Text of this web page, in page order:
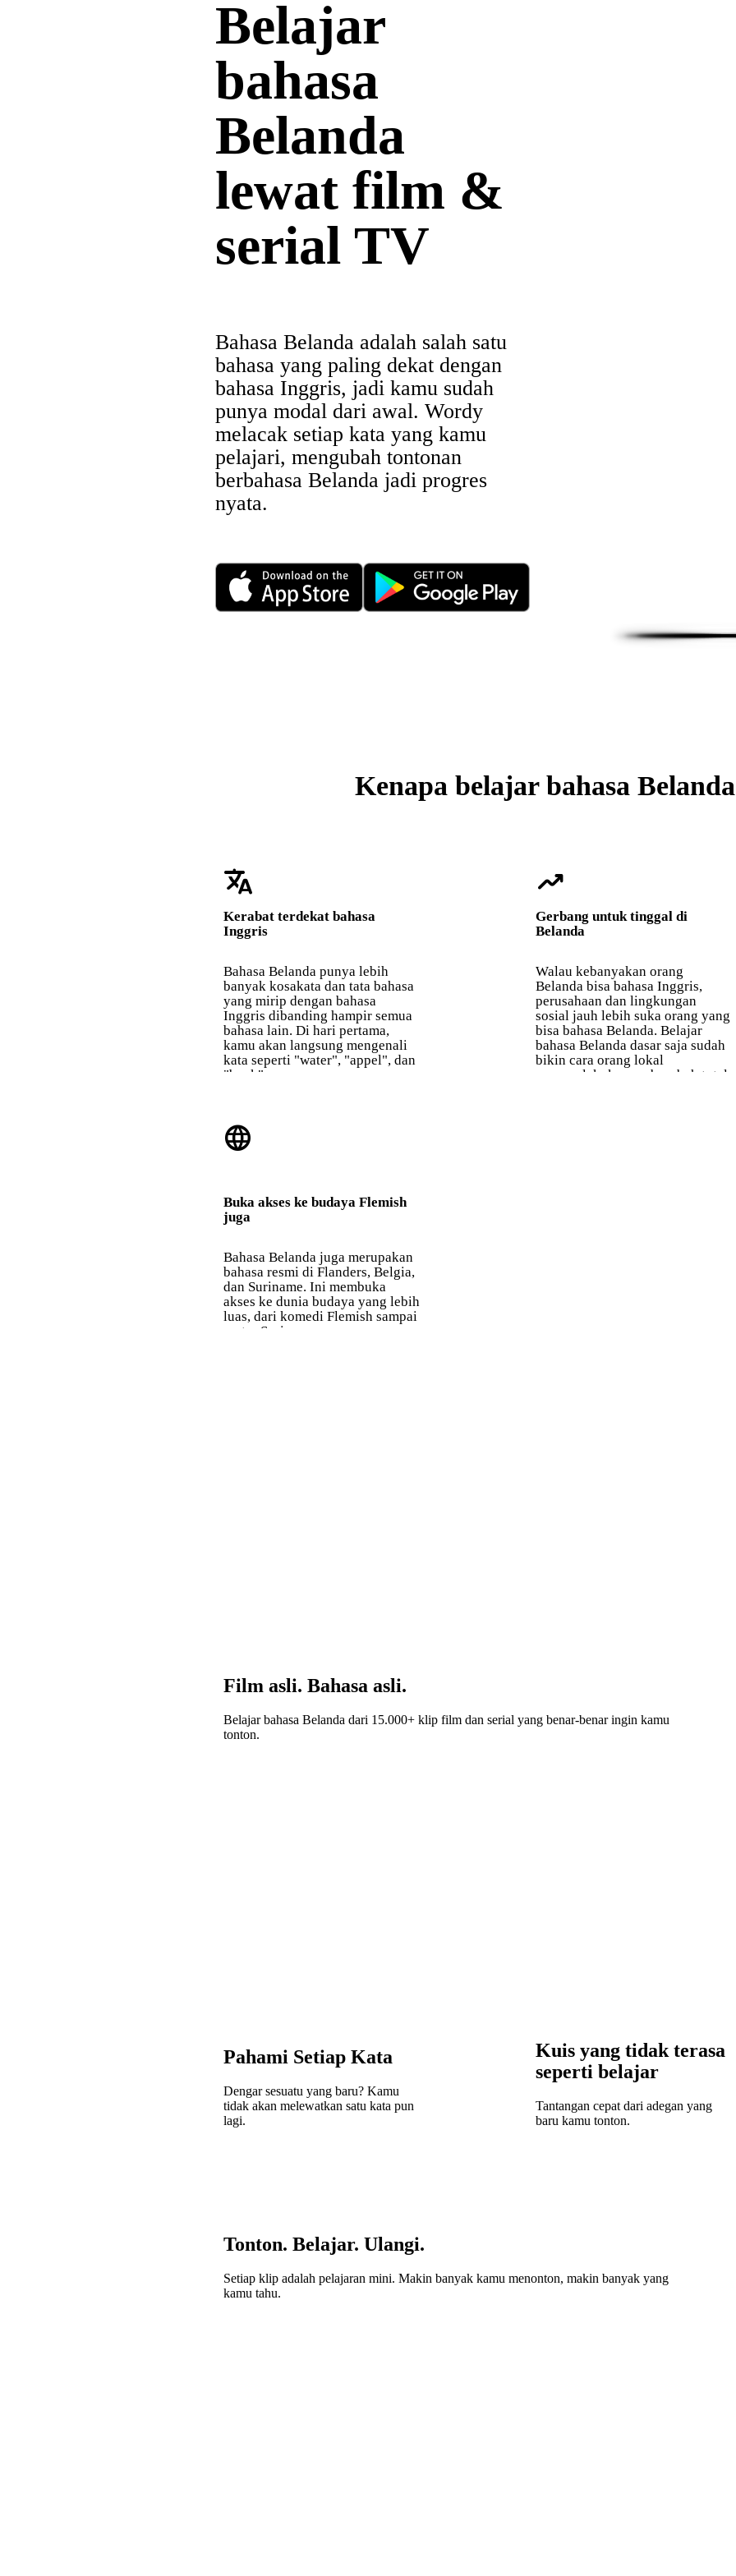
Belajar
bahasa
Belanda
lewat film &
serial TV
Bahasa Belanda adalah salah satu
bahasa yang paling dekat dengan
bahasa Inggris, jadi kamu sudah
punya modal dari awal. Wordy
melacak setiap kata yang kamu
pelajari, mengubah tontonan
berbahasa Belanda jadi progres
nyata.
Kenapa belajar bahasa
translate
Kerabat terdekat bahasa
Inggris
Bahasa Belanda punya lebih
banyak kosakata dan tata bahasa
yang mirip dengan bahasa
Inggris dibanding hampir semua
bahasa lain. Di hari pertama,
kamu akan langsung mengenali
kata seperti "water", "appel", dan
"boek".
trending_up
Gerbang untuk tinggal di
Belanda
Walau kebanyakan orang
Belanda bisa bahasa Inggris,
perusahaan dan lingkungan
sosial jauh lebih suka orang yang
bisa bahasa Belanda. Belajar
bahasa Belanda dasar saja sudah
bikin cara orang lokal
memperlakukanmu berubah total.
language
Buka akses ke budaya Flemish
juga
Bahasa Belanda juga merupakan
bahasa resmi di Flanders, Belgia,
dan Suriname. Ini membuka
akses ke dunia budaya yang lebih
luas, dari komedi Flemish sampai
sastra Suriname.
Film asli. Bahasa asli.
Belajar bahasa Belanda dari 15.000+ klip film dan serial yang benar-benar ingin kamu
tonton.
Pahami Setiap Kata
Dengar sesuatu yang baru? Kamu
tidak akan melewatkan satu kata pun
lagi.
Kuis yang tidak terasa
seperti belajar
Tantangan cepat dari adegan yang
baru kamu tonton.
Tonton. Belajar. Ulangi.
Setiap klip adalah pelajaran mini. Makin banyak kamu menonton, makin banyak yang
kamu tahu.